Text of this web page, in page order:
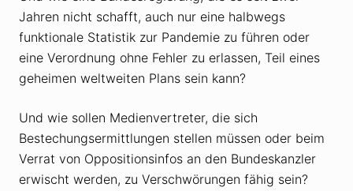
Jahren nicht schafft, auch nur eine halbwegs
funktionale Statistik zur Pandemie zu führen oder
eine Verordnung ohne Fehler zu erlassen, Teil eines
geheimen weltweiten Plans sein kann?
Und wie sollen Medienvertreter, die sich
Bestechungsermittlungen stellen müssen oder beim
Verrat von Oppositionsinfos an den Bundeskanzler
erwischt werden, zu Verschwörungen fähig sein?